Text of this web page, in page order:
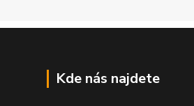
Kde nás najdete